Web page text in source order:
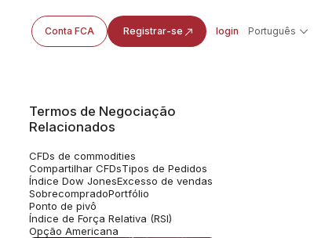
Conta FCA Registrar-se login Português
Termos de Negociação
Relacionados
CFDs de commodities
Compartilhar CFDsTipos de Pedidos
Índice Dow JonesExcesso de vendas
SobrecompradoPortfólio
Ponto de pivô
Índice de Força Relativa (RSI)
Opção Americana